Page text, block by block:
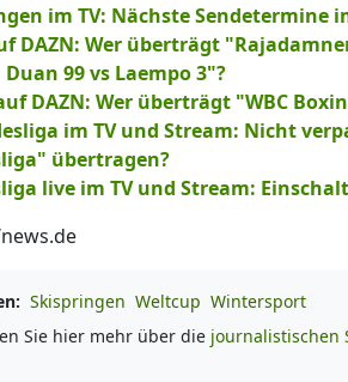
im TV: Nächste Sendetermine
DAZN: Wer überträgt
99 vs Laempo 3"?
DAZN: Wer überträgt "WBC
im TV und Stream: Nicht
übertragen?
live im TV und Stream:
Skispringen Weltcup Wintersport
Sie hier mehr über die journalistischen